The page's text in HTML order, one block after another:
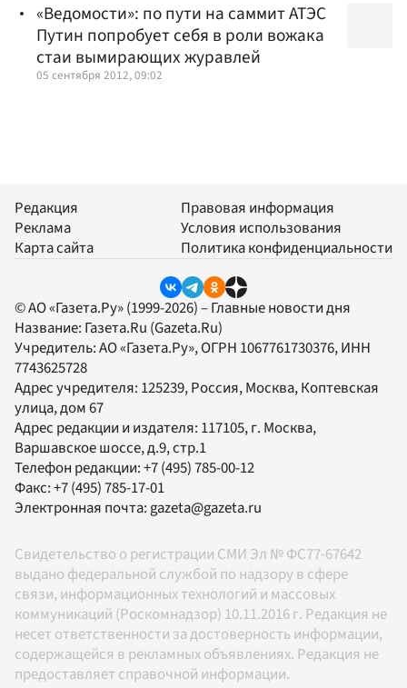
«Ведомости»: по пути на саммит АТЭС
Путин попробует себя в роли вожака
стаи вымирающих журавлей
05 сентября 2012, 09:02
Редакция
Реклама
Карта сайта
Правовая информация
Условия использования
Политика конфиденциальности
© АО «Газета.Ру» (1999-2026) – Главные новости дня
Название: Газета.Ru (Gazeta.Ru)
Учредитель:АО «Газета.Ру», ОГРН 1067761730376, ИНН
7743625728
Адрес учредителя: 125239, Россия, Москва, Коптевская
улица, дом 67
Адрес редакции и издателя: 117105, г. Москва,
Варшавское шоссе, д.9, стр.1
Телефон редакции:+7 (495) 785-00-12
Факс:+7 (495) 785-17-01
Электронная почта:gazeta@gazeta.ru
Свидетельство о регистрации СМИ Эл № ФС77-67642
выдано федеральной службой по надзору в сфере
связи, информационных технологий и массовых
коммуникаций (Роскомнадзор) 10.11.2016 г. Редакция не
несет ответственности за достоверность информации,
содержащейся в рекламных объявлениях. Редакция не
предоставляет справочной информации.